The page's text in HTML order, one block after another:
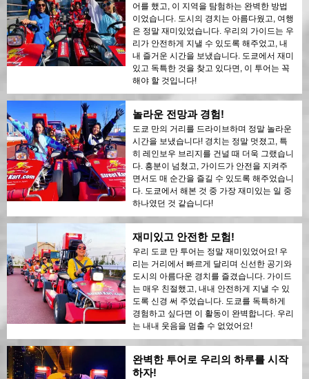
어를 했고, 이 지역을 탐험하는 완벽한 방법
이었습니다. 도시의 경치는 아름다웠고, 여행
은 정말 재미있었습니다. 우리의 가이드는 우
리가 안전하게 지낼 수 있도록 해주었고, 내
내 즐거운 시간을 보냈습니다. 도쿄에서 재미
있고 독특한 것을 찾고 있다면, 이 투어는 꼭
해야 할 것입니다!
놀라운 전망과 경험!
도쿄 만의 거리를 드라이브하며 정말 놀라운
시간을 보냈습니다! 경치는 정말 멋졌고, 특
히 레인보우 브리지를 건널 때 더욱 그랬습니
다. 흥분이 넘쳤고, 가이드가 안전을 지켜주
면서도 매 순간을 즐길 수 있도록 해주었습니
다. 도쿄에서 해본 것 중 가장 재미있는 일 중
하나였던 것 같습니다!
재미있고 안전한 모험!
우리 도쿄 만 투어는 정말 재미있었어요! 우
리는 거리에서 빠르게 달리며 신선한 공기와
도시의 아름다운 경치를 즐겼습니다. 가이드
는 매우 친절했고, 내내 안전하게 지낼 수 있
도록 신경 써 주었습니다. 도쿄를 독특하게
경험하고 싶다면 이 활동이 완벽합니다. 우리
는 내내 웃음을 멈출 수 없었어요!
완벽한 투어로 우리의 하루를 시작
하자!